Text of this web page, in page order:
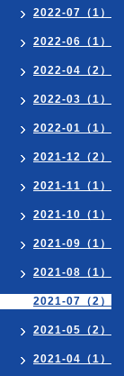
2022-07（1）
2022-06（1）
2022-04（2）
2022-03（1）
2022-01（1）
2021-12（2）
2021-11（1）
2021-10（1）
2021-09（1）
2021-08（1）
2021-07（2）
2021-05（2）
2021-04（1）